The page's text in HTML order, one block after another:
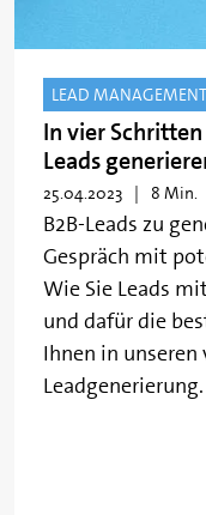
LEAD MANAGEMENT
In vier
Leads
25.04.2023 8 Min.
B2B-Leads zu
Gespräch mit
Wie Sie Leads
und dafür die
Ihnen in
Leadgenerierung.